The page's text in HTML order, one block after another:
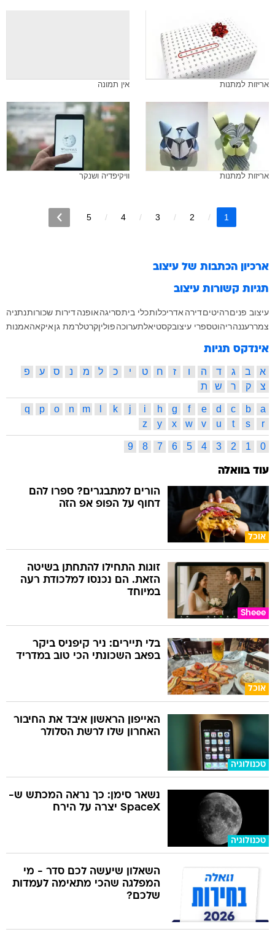
אריזות למתנות אין תמונה
אריזות למתנות וויקיפדיה ושנקר
1
2
3
4
5
ארכיון הכתבות של עיצוב
תגיות קשורות עיצוב
עיצוב פניםרהיטיםדירה אדריכלותכלי ביתסריגהאופנהדירות שכורותנתניה
צמררעננהריהוטספרי עיצובקסטיאלתערוכהפוליןקרטלרמת גןאיקאהאמנות
אינדקס תגיות
א ב ג ד ה ו ז ח ט י כ ל מ נ ס ע
פ
צ
ק ר ש ת
a
b
c
d
e
f
g
h
i
j
k
m
n
o
p
q
r
s
t
u
v
w
x
y
z
0
1
2
3
4
5
6
7
8
9
עוד בוואלה
אוכל
הורים למתבגרים? ספרו להם
דחוף על הפופ אפ הזה
Sheee
זוגות התחילו להתחתן בשיטה
הזאת. הם נכנסו למלכודת רעה
במיוחד
אוכל
בלי תיירים: ניר קיפניס ביקר
בפאב השכונתי הכי טוב במדריד
טכנולוגיה
האייפון הראשון איבד את החיבור
האחרון שלו לרשת הסלולר
טכנולוגיה
נשאר סימן: כך נראה המכתש ש-
SpaceX יצרה על הירח
השאלון שיעשה לכם סדר - מי
המפלגה שהכי מתאימה לעמדות
שלכם?